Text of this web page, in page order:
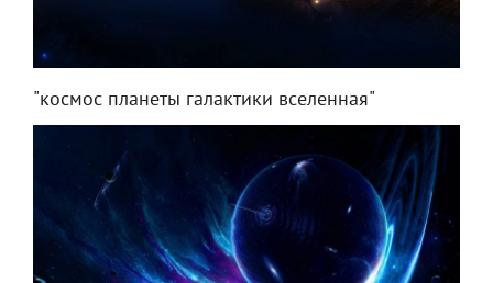
"космос планеты галактики вселенная"